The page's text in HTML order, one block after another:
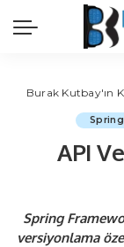
Burak Kutbay'ın
Spring
API
Spring
versiyonlama